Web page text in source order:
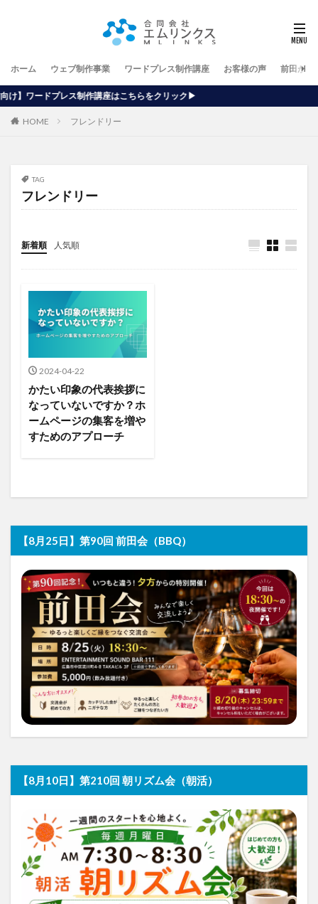
ホーム ウェブ制作事業 ワードプレス制作講座 お客様の声 前田が行
座はこちらをクリック▶
HOME フレンドリー
TAG
フレンドリー
新着順 人気順
2024-04-22
かたい印象の代表挨拶に
なっていないですか？ホ
ームページの集客を増や
すためのアプローチ
【8月25日】第90回 前田会（BBQ）
【8月10日】第210回 朝リズム会（朝活）